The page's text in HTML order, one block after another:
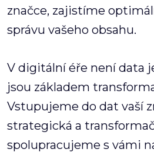
značce, zajistíme
správu vašeho obsahu.
V digitální éře není data
jsou základem
Vstupujeme do dat vaší
strategická a
spolupracujeme s vámi